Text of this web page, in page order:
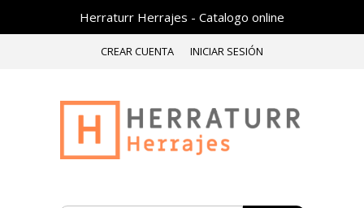
Herraturr Herrajes - Catalogo online
CREAR CUENTA INICIAR SESIÓN